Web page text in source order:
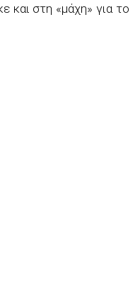
και στη «μάχη» για το